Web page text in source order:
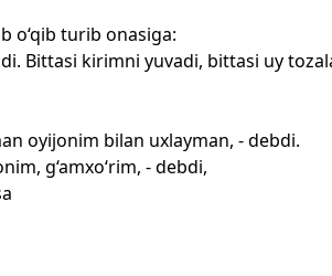
o‘qib turib onasiga:
Bittasi kirimni yuvadi, bittasi uy
oyijonim bilan uxlayman, - debdi.
g‘amxo‘rim, - debdi,